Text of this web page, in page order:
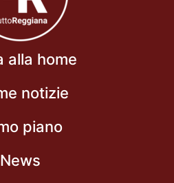
alla home
notizie
piano
News